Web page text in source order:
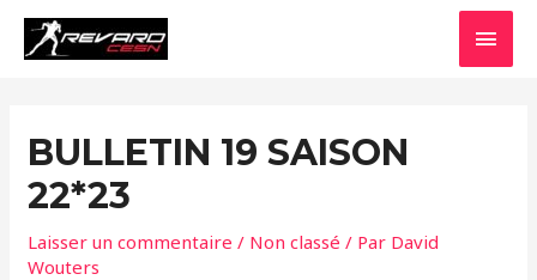
Aller
BULLETIN 19 SAISON
22*23
Laisser un commentaire / Non classé / Par David
Wouters